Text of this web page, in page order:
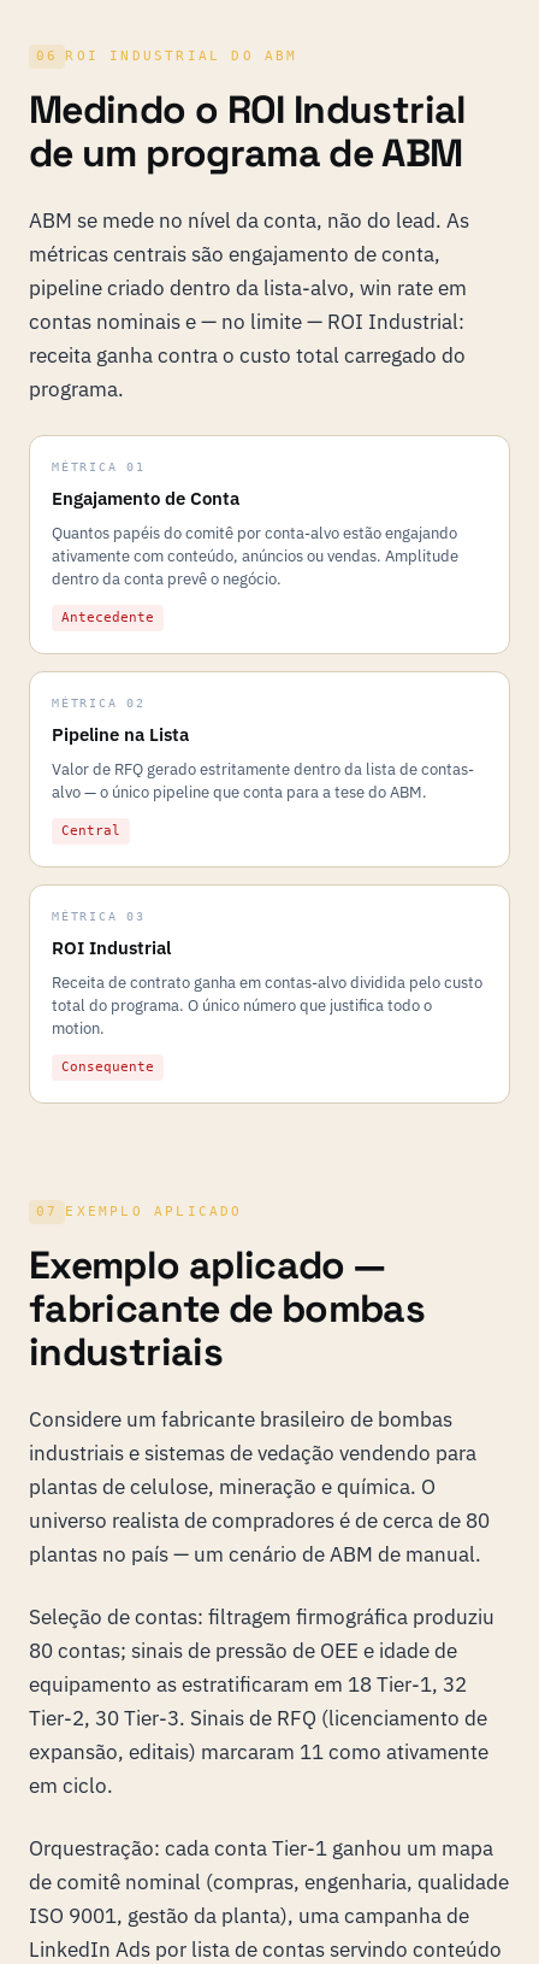
06 ROI INDUSTRIAL DO ABM
Medindo o ROI Industrial
de um programa de ABM
ABM se mede no nível da conta, não do lead. As
métricas centrais são engajamento de conta,
pipeline criado dentro da lista-alvo, win rate em
contas nominais e — no limite — ROI Industrial:
receita ganha contra o custo total carregado do
programa.
MÉTRICA 01
Engajamento de Conta
Quantos papéis do comitê por conta-alvo estão engajando
ativamente com conteúdo, anúncios ou vendas. Amplitude
dentro da conta prevê o negócio.
Antecedente
MÉTRICA 02
Pipeline na Lista
Valor de RFQ gerado estritamente dentro da lista de contas-
alvo — o único pipeline que conta para a tese do ABM.
Central
MÉTRICA 03
ROI Industrial
Receita de contrato ganha em contas-alvo dividida pelo custo
total do programa. O único número que justifica todo o
motion.
Consequente
07 EXEMPLO APLICADO
Exemplo aplicado —
fabricante de bombas
industriais
Considere um fabricante brasileiro de bombas
industriais e sistemas de vedação vendendo para
plantas de celulose, mineração e química. O
universo realista de compradores é de cerca de 80
plantas no país — um cenário de ABM de manual.
Seleção de contas: filtragem firmográfica produziu
80 contas; sinais de pressão de OEE e idade de
equipamento as estratificaram em 18 Tier-1, 32
Tier-2, 30 Tier-3. Sinais de RFQ (licenciamento de
expansão, editais) marcaram 11 como ativamente
em ciclo.
Orquestração: cada conta Tier-1 ganhou um mapa
de comitê nominal (compras, engenharia, qualidade
ISO 9001, gestão da planta), uma campanha de
LinkedIn Ads por lista de contas servindo conteúdo